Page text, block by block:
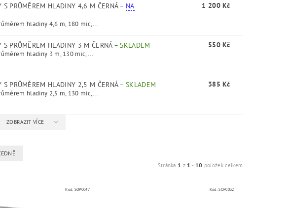
S PRŮMĚREM HLADINY 4,6 M ČERNÁ– NA
hladiny 4,6 m, 180 mic,...
1 200 Kč
S PRŮMĚREM HLADINY 3 M ČERNÁ –SKLADEM
hladiny 3 m, 130 mic,...
550 Kč
S PRŮMĚREM HLADINY 2,5 M ČERNÁ–SKLADEM
hladiny 2,5 m, 130 mic,...
385 Kč
ZOBRAZIT VÍCE
Stránka 1 z 1 - 10 položek celkem
Kód: SOP0047 Kód:SOP0032